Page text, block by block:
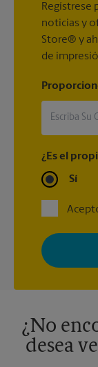
Regístrese
noticias y
Store® y
de
¿Es el
Sí
Al registrarse,
Store con
adaptados a
momento.
¿No
desea